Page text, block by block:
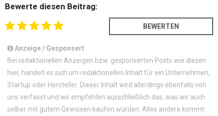
Bewerte diesen Beitrag:
Anzeige / Gesponsert
Bei redaktionellen Anzeigen bzw. gesponserten Posts wie diesen
hier, handelt es sich um redaktionellen Inhalt für ein Unternehmen,
Startup oder Hersteller. Dieser Inhalt wird allerdings ebenfalls von
uns verfasst und wir empfehlen ausschließlich das, was wir auch
selber mit gutem Gewissen kaufen würden. Alles andere kommt